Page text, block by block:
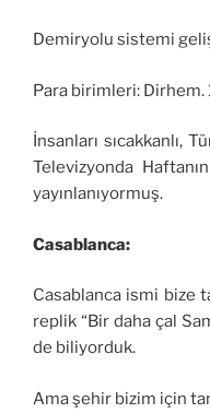
Demiryolu sistemi
Para birimleri: Dirhem.
İnsanları sıcakkanlı,
Televizyonda
yayınlanıyormuş.
Casablanca:
Casablanca ismi bize
replik “Bir daha çal
de biliyorduk.
Ama şehir bizim için